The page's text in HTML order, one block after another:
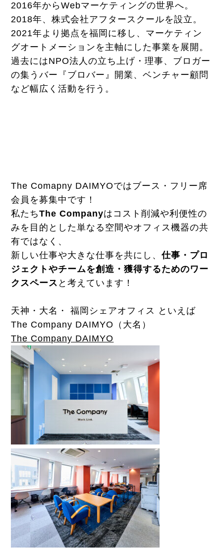
2016年からWebマーケティングの世界へ。
2018年、株式会社アフタースクールを設立。
2021年より拠点を福岡に移し、マーケティン
グオートメーションを主軸にした事業を展開。
過去にはNPO法人の立ち上げ・理事、ブロガー
の集うバー『ブロバー』開業、ベンチャー顧問
など幅広く活動を行う。
The Comapny DAIMYOではブース・フリー席
会員を募集中です！
私たちThe Companyはコスト削減や利便性の
みを目的とした単なる空間やオフィス機器の共
有ではなく、
新しい仕事や大きな仕事を共にし、仕事・プロ
ジェクトやチームを創造・獲得するためのワー
クスペース と考えています！
天神・大名・ 福岡シェアオフィス といえば
The Company DAIMYO（大名）
The Company DAIMYO